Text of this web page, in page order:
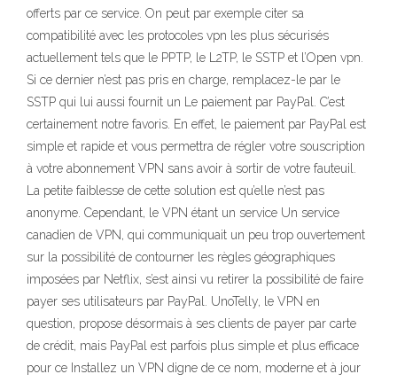
offerts par ce service. On peut par exemple citer sa
compatibilité avec les protocoles vpn les plus sécurisés
actuellement tels que le PPTP, le L2TP, le SSTP et l’Open vpn.
Si ce dernier n’est pas pris en charge, remplacez-le par le
SSTP qui lui aussi fournit un Le paiement par PayPal. C’est
certainement notre favoris. En effet, le paiement par PayPal est
simple et rapide et vous permettra de régler votre souscription
à votre abonnement VPN sans avoir à sortir de votre fauteuil.
La petite faiblesse de cette solution est qu’elle n’est pas
anonyme. Cependant, le VPN étant un service Un service
canadien de VPN, qui communiquait un peu trop ouvertement
sur la possibilité de contourner les règles géographiques
imposées par Netflix, s’est ainsi vu retirer la possibilité de faire
payer ses utilisateurs par PayPal. UnoTelly, le VPN en
question, propose désormais à ses clients de payer par carte
de crédit, mais PayPal est parfois plus simple et plus efficace
pour ce Installez un VPN digne de ce nom, moderne et à jour